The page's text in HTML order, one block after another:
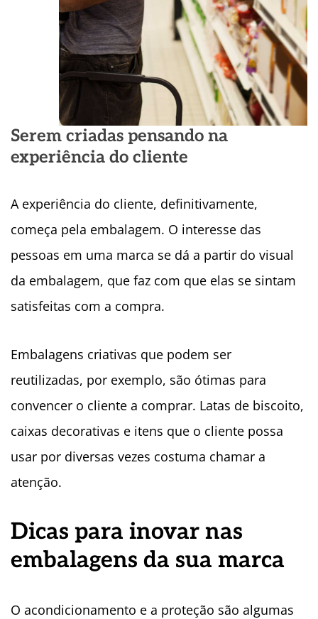
Serem criadas pensando na
experiência do cliente
A experiência do cliente, definitivamente,
começa pela embalagem. O interesse das
pessoas em uma marca se dá a partir do visual
da embalagem, que faz com que elas se sintam
satisfeitas com a compra.
Embalagens criativas que podem ser
reutilizadas, por exemplo, são ótimas para
convencer o cliente a comprar. Latas de biscoito,
caixas decorativas e itens que o cliente possa
usar por diversas vezes costuma chamar a
atenção.
Dicas para inovar nas
embalagens da sua marca
O acondicionamento e a proteção são algumas